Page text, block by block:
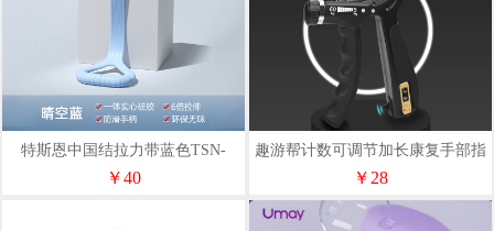
特斯恩中国结拉力带蓝色TSN-
7105
￥40
趣游帮计数可调节加长康复手部指
握力器(B027)
￥28